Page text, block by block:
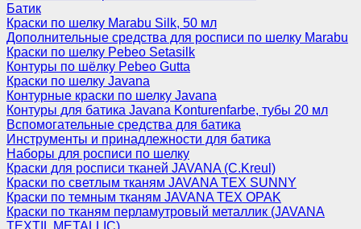
Батик
Краски по шелку Marabu Silk, 50 мл
Дополнительные средства для росписи по шелку Marabu
Краски по шелку Pebeo Setasilk
Контуры по шёлку Pebeo Gutta
Краски по шелку Javana
Контурные краски по шелку Javana
Контуры для батика Javana Konturenfarbe, тубы 20 мл
Вспомогательные средства для батика
Инструменты и принадлежности для батика
Наборы для росписи по шелку
Краски для росписи тканей JAVANA (C.Kreul)
Краски по светлым тканям JAVANA TEX SUNNY
Краски по темным тканям JAVANA TEX OPAK
Краски по тканям перламутровый металлик (JAVANA
TEXTIL METALLIC)